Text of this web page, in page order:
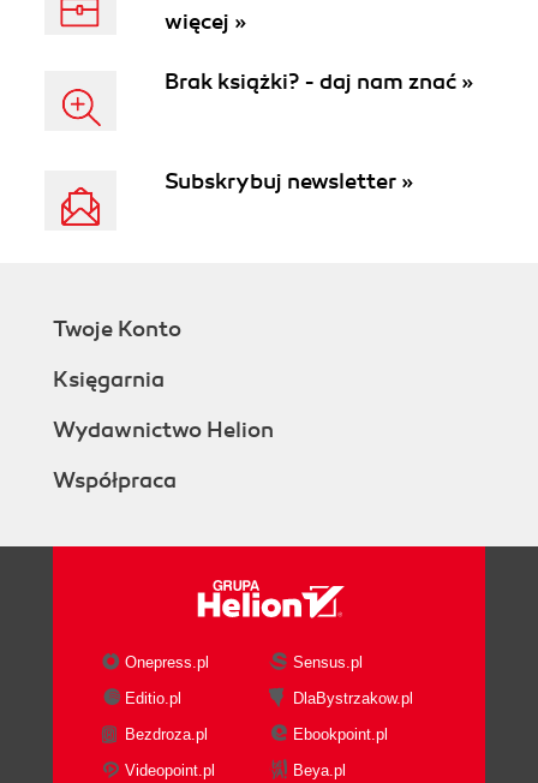
więcej »
Brak książki? - daj nam znać »
Subskrybuj newsletter »
Twoje Konto
Księgarnia
Wydawnictwo Helion
Współpraca
Onepress.pl
Sensus.pl
Editio.pl
DlaBystrzakow.pl
Bezdroza.pl
Ebookpoint.pl
Videopoint.pl
Beya.pl